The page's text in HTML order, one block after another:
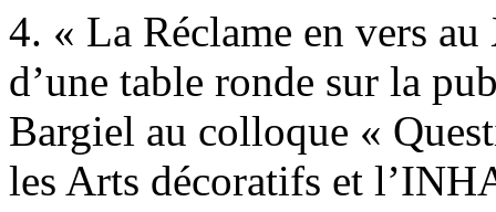
4. « La Réclame en vers
d’une table ronde sur la
Bargiel au colloque «
les Arts décoratifs et